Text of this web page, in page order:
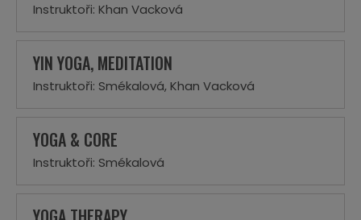
Instruktoři: Khan Vacková
YIN YOGA, MEDITATION
Instruktoři: Smékalová, Khan Vacková
YOGA & CORE
Instruktoři: Smékalová